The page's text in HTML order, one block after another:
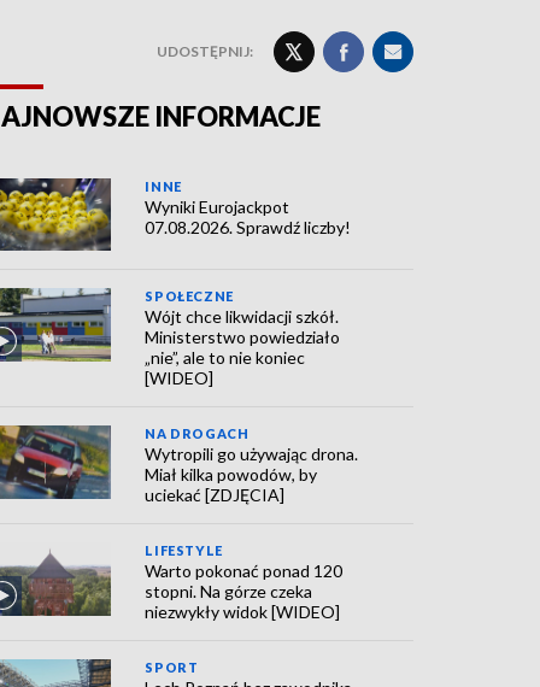
UDOSTĘPNIJ:
INFORMACJE
INNE
Wyniki Eurojackpot
07.08.2026. Sprawdź liczby!
SPOŁECZNE
Wójt chce likwidacji szkół.
Ministerstwo powiedziało
„nie”, ale to nie koniec
[WIDEO]
NA DROGACH
Wytropili go używając drona.
Miał kilka powodów, by
uciekać [ZDJĘCIA]
LIFESTYLE
Warto pokonać ponad 120
stopni. Na górze czeka
niezwykły widok [WIDEO]
SPORT